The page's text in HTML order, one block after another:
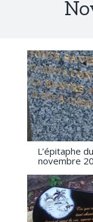
L’épitaphe
novembre